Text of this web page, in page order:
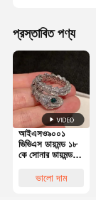
প্রস্তাবিত পণ্য
আইএসও৯০০১
ভিভিএস ডায়মন্ড ১৮
কে সোনার ডায়মন্ড
ভালো দাম